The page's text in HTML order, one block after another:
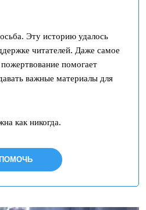
Эту историю удалось
читателей. Даже самое
помогает
важные материалы для
как никогда.
ПОМОЧЬ